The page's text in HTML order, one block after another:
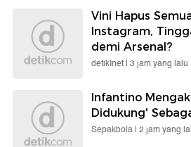
Vini Hapus
Instagram,
demi Arsenal?
detikInet | 3 jam yang lalu
Infantino
Didukung'
Sepakbola | 2 jam yang